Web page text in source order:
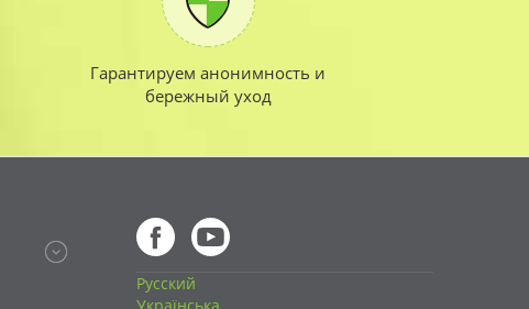
Гарантируем анонимность и
бережный уход
Русский
Українська